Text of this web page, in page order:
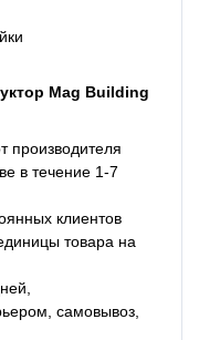
Mag Building
производителя
в течение 1-7
клиентов
товара на
самовывоз,